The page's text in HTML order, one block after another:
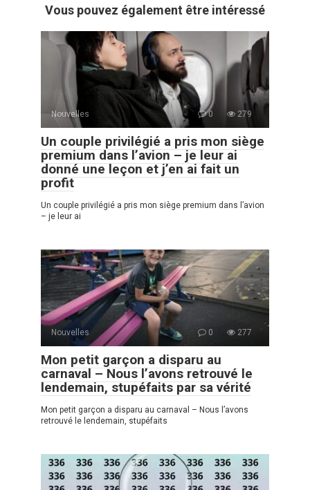
Vous pouvez également être intéressé
Nouvelles 0 279
Un couple privilégié a pris mon siège
premium dans l’avion – je leur ai
donné une leçon et j’en ai fait un
profit
Un couple privilégié a pris mon siège premium dans l’avion
– je leur ai
Nouvelles 0 277
Mon petit garçon a disparu au
carnaval – Nous l’avons retrouvé le
lendemain, stupéfaits par sa vérité
Mon petit garçon a disparu au carnaval – Nous l’avons
retrouvé le lendemain, stupéfaits